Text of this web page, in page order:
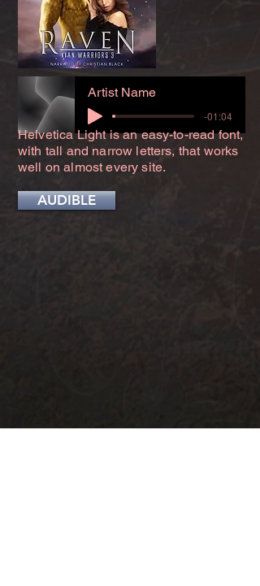
Artist Name
-01:04
Helvetica Light is an easy-to-read font,
with tall and narrow letters, that works
well on almost every site.
AUDIBLE